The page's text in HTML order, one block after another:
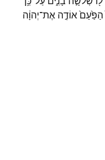
הַפַּ֙עַם֙אוֹדֶ֣ה אֶת־יְהוָ֔ה